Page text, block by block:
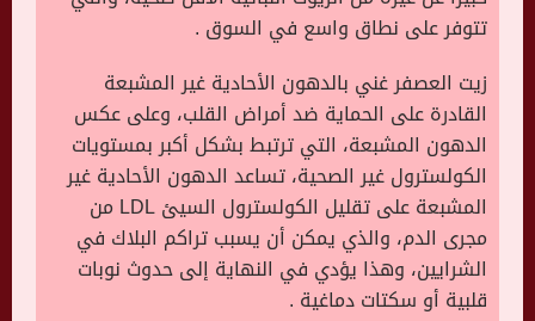
تتوفر على نطاق واسع في السوق .
زيت العصفر غني بالدهون الأحادية غير المشبعة
القادرة على الحماية ضد أمراض القلب، وعلى عكس
الدهون المشبعة، التي ترتبط بشكل أكبر بمستويات
الكولسترول غير الصحية، تساعد الدهون الأحادية غير
المشبعة على تقليل الكولسترول السيئ LDL من
مجرى الدم، والذي يمكن أن يسبب تراكم البلاك في
الشرايين، وهذا يؤدي في النهاية إلى حدوث نوبات
قلبية أو سكتات دماغية .